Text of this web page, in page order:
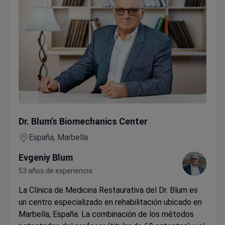
Dr. Blum’s Biomechanics Center
España, Marbella
Evgeniy Blum
53 años de experiencia
La Clínica de Medicina Restaurativa del Dr. Blum es
un centro especializado en rehabilitación ubicado en
Marbella, España. La combinación de los métodos